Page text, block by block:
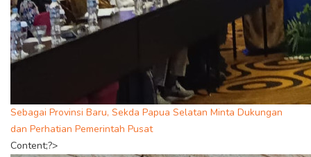
Sebagai Provinsi Baru, Sekda Papua Selatan Minta Dukungan
dan Perhatian Pemerintah Pusat
Content;?>